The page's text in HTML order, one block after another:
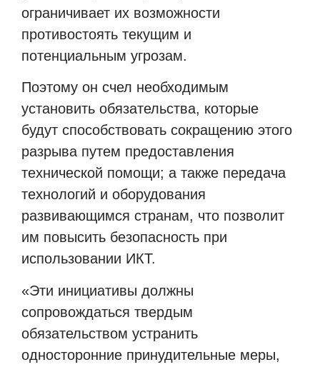
ограничивает их возможности
противостоять текущим и
потенциальным угрозам.
Поэтому он счел необходимым
установить обязательства, которые
будут способствовать сокращению этого
разрыва путем предоставления
технической помощи; а также передача
технологий и оборудования
развивающимся странам, что позволит
им повысить безопасность при
использовании ИКТ.
«Эти инициативы должны
сопровождаться твердым
обязательством устранить
односторонние принудительные меры,